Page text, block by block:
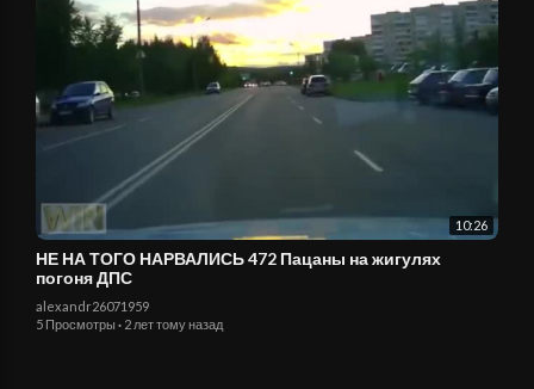
10:26
НЕ НА ТОГО НАРВАЛИСЬ 472 Пацаны на жигулях
погоня ДПС
alexandr26071959
5 Просмотры · 2 лет тому назад